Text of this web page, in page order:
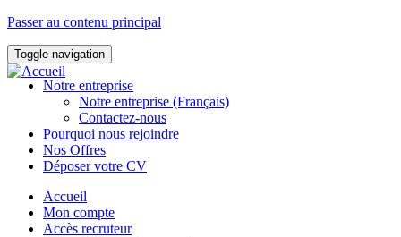
Passer au contenu principal
Toggle navigation
Notre entreprise
Notre entreprise (Français)
Contactez-nous
Pourquoi nous rejoindre
Nos Offres
Déposer votre CV
Accueil
Mon compte
Accès recruteur